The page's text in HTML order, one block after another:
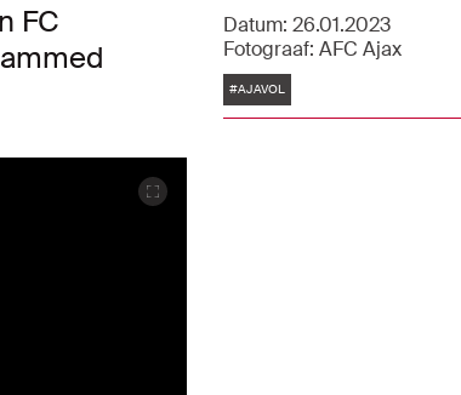
FC
Datum: 26.01.2023
Fotograaf: AFC Ajax
Tags
#AJAVOL